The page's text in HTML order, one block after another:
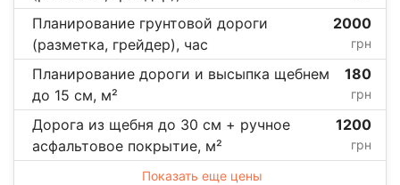
Планирование грунтовой дороги
(разметка, грейдер), час
2000
грн
Планирование дороги и высыпка щебнем
до 15 см, м²
180
грн
Дорога из щебня до 30 см + ручное
асфальтовое покрытие, м²
1200
грн
Показать еще цены